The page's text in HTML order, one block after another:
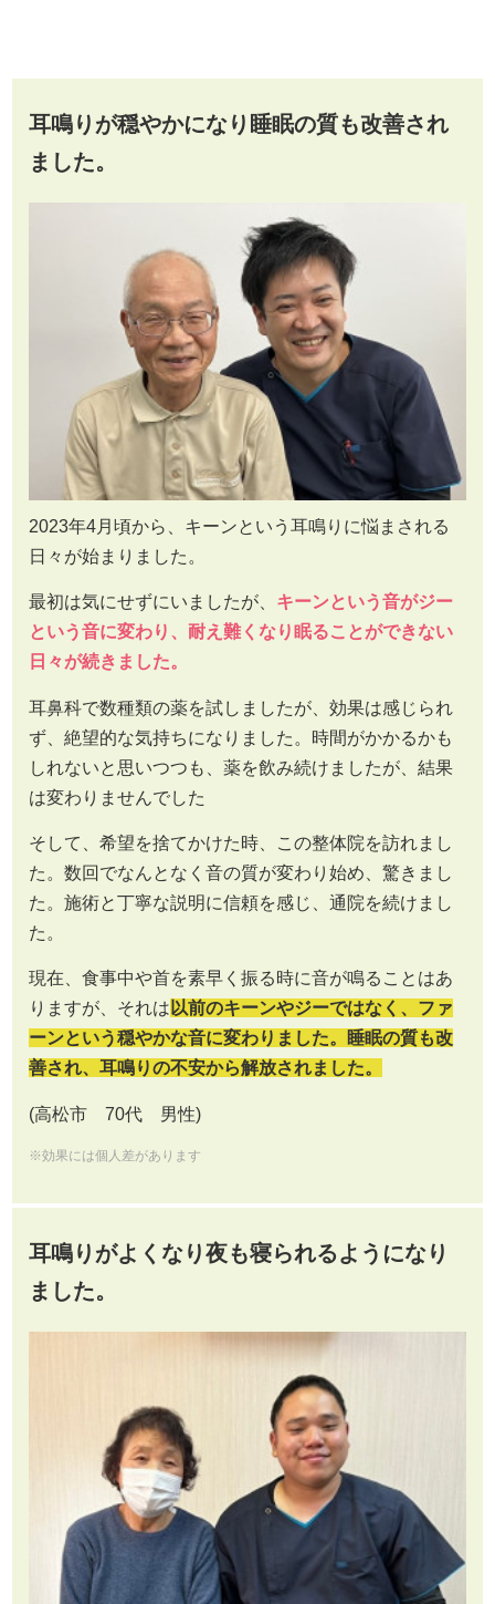
耳鳴りが穏やかになり睡眠の質も改善され
ました。
2023年4月頃から、キーンという耳鳴りに悩まされる
日々が始まりました。
最初は気にせずにいましたが、 キーンという音がジー
という音に変わり、耐え難くなり眠ることができない
日々が続きました。
耳鼻科で数種類の薬を試しましたが、効果は感じられ
ず、絶望的な気持ちになりました。時間がかかるかも
しれないと思いつつも、薬を飲み続けましたが、結果
は変わりませんでした
そして、希望を捨てかけた時、この整体院を訪れまし
た。数回でなんとなく音の質が変わり始め、驚きまし
た。施術と丁寧な説明に信頼を感じ、通院を続けまし
た。
現在、食事中や首を素早く振る時に音が鳴ることはあ
りますが、それは 以前のキーンやジーではなく、ファ
ーンという穏やかな音に変わりました。睡眠の質も改
善され、耳鳴りの不安から解放されました。
(高松市 70代 男性)
※効果には個人差があります
耳鳴りがよくなり夜も寝られるようになり
ました。